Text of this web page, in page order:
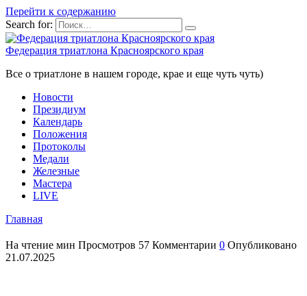
Перейти к содержанию
Search for:
Федерация триатлона Красноярского края
Все о триатлоне в нашем городе, крае и еще чуть чуть)
Новости
Президиум
Календарь
Положения
Протоколы
Медали
Железные
Мастера
LIVE
Главная
На чтение мин Просмотров 57 Комментарии 0 Опубликовано
21.07.2025